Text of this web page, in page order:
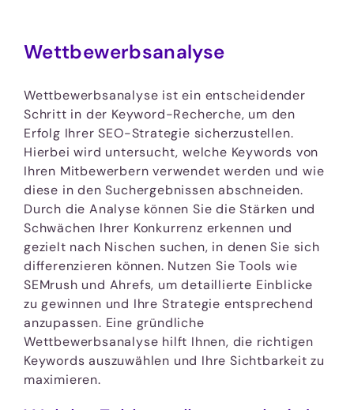
Wettbewerbsanalyse
Wettbewerbsanalyse ist ein entscheidender
Schritt in der Keyword-Recherche, um den
Erfolg Ihrer SEO-Strategie sicherzustellen.
Hierbei wird untersucht, welche Keywords von
Ihren Mitbewerbern verwendet werden und wie
diese in den Suchergebnissen abschneiden.
Durch die Analyse können Sie die Stärken und
Schwächen Ihrer Konkurrenz erkennen und
gezielt nach Nischen suchen, in denen Sie sich
differenzieren können. Nutzen Sie Tools wie
SEMrush und Ahrefs, um detaillierte Einblicke
zu gewinnen und Ihre Strategie entsprechend
anzupassen. Eine gründliche
Wettbewerbsanalyse hilft Ihnen, die richtigen
Keywords auszuwählen und Ihre Sichtbarkeit zu
maximieren.